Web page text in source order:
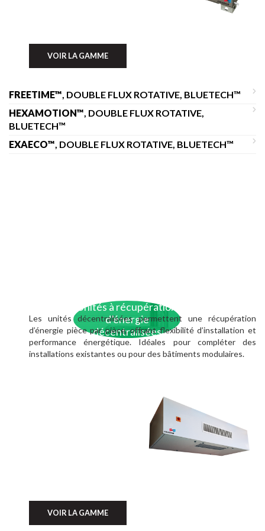
VOIR LA GAMME
FREETIME™, DOUBLE FLUX ROTATIVE, BLUETECH™
HEXAMOTION™, DOUBLE FLUX ROTATIVE,
BLUETECH™
EXAECO™, DOUBLE FLUX ROTATIVE, BLUETECH™
Unités à récupération
d’énergie
décentralisées
Les unités décentralisées permettent une récupération
d’énergie pièce par pièce, offrant flexibilité d’installation et
performance énergétique. Idéales pour compléter des
installations existantes ou pour des bâtiments modulaires.
VOIR LA GAMME